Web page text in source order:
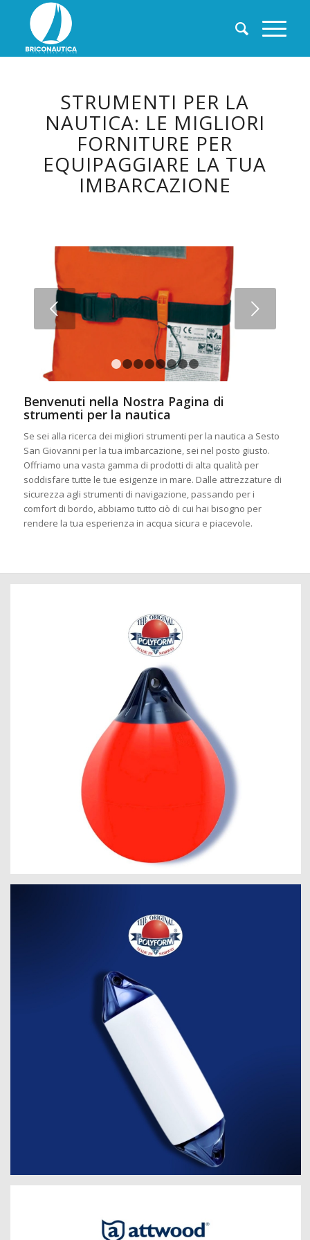
STRUMENTI PER LA
NAUTICA: LE MIGLIORI
FORNITURE PER
EQUIPAGGIARE LA TUA
IMBARCAZIONE
Succ
1 2 3 4 5
Benvenuti nella Nostra Pagina di
strumenti per la nautica
Se sei alla ricerca dei migliori strumenti per la nautica a Sesto
San Giovanni per la tua imbarcazione, sei nel posto giusto.
Offriamo una vasta gamma di prodotti di alta qualità per
soddisfare tutte le tue esigenze in mare. Dalle attrezzature di
sicurezza agli strumenti di navigazione, passando per i
comfort di bordo, abbiamo tutto ciò di cui hai bisogno per
rendere la tua esperienza in acqua sicura e piacevole.